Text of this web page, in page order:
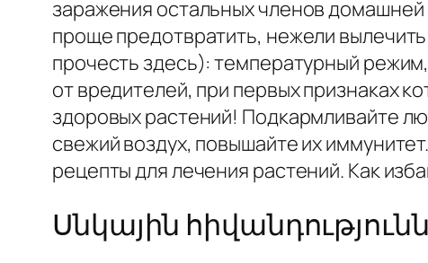
заражения остальных членов
проще предотвратить, нежели
прочесть здесь): температурный
от вредителей, при первых признаках
здоровых растений! Подкармливайте
свежий воздух, повышайте их
рецепты для лечения растений. Как
Սնկային